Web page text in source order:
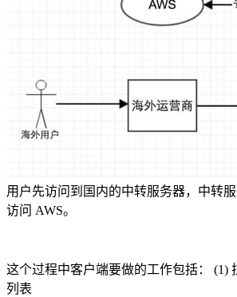
用户先访问到国内的中转服务器，中转
访问 AWS。
这个过程中客户端要做的工作包括： (1)
列表